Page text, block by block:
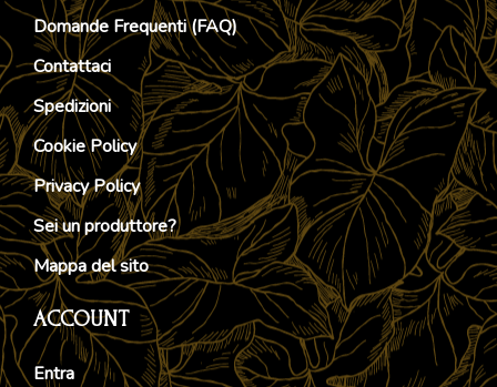
Domande Frequenti (FAQ)
Contattaci
Spedizioni
Cookie Policy
Privacy Policy
Sei un produttore?
Mappa del sito
ACCOUNT
Entra